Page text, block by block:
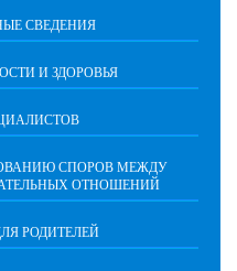
СВЕДЕНИЯ
И ЗДОРОВЬЯ
СПОРОВ МЕЖДУ
ОТНОШЕНИЙ
РОДИТЕЛЕЙ